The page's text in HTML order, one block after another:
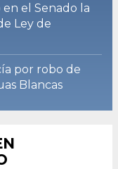
el Senado la
Ley de
por robo de
Blancas